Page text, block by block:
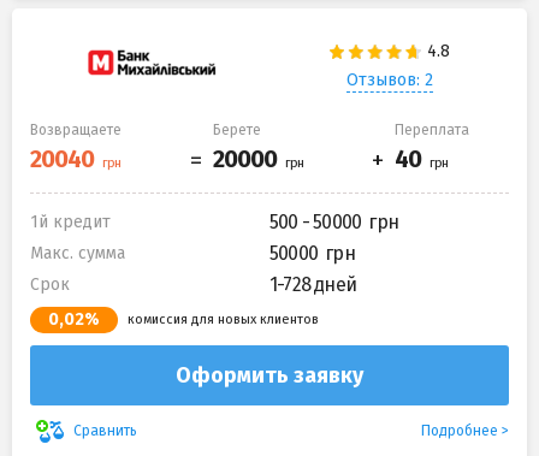
Отзывов: 2
Возвращаете Берете Переплата
1й кредит 500 - 50000
Макс. сумма 50000
Срок 1-728 дней
0,02% комиссия для новых клиентов
Оформить заявку
Сравнить Подробнее